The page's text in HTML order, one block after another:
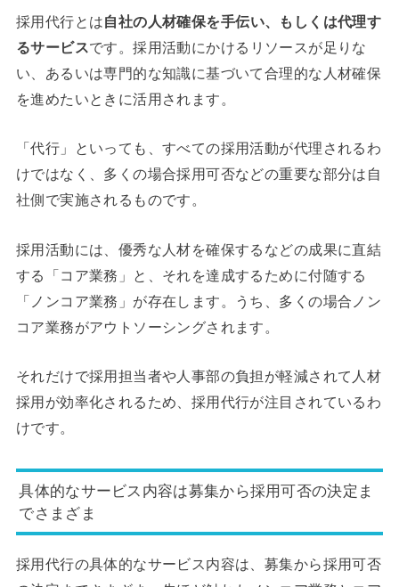
採用代行とは自社の人材確保を手伝い、もしくは代理す
るサービスです。採用活動にかけるリソースが足りな
い、あるいは専門的な知識に基づいて合理的な人材確保
を進めたいときに活用されます。
「代行」といっても、すべての採用活動が代理されるわ
けではなく、多くの場合採用可否などの重要な部分は自
社側で実施されるものです。
採用活動には、優秀な人材を確保するなどの成果に直結
する「コア業務」と、それを達成するために付随する
「ノンコア業務」が存在します。うち、多くの場合ノン
コア業務がアウトソーシングされます。
それだけで採用担当者や人事部の負担が軽減されて人材
採用が効率化されるため、採用代行が注目されているわ
けです。
具体的なサービス内容は募集から採用可否の決定ま
でさまざま
採用代行の具体的なサービス内容は、募集から採用可否